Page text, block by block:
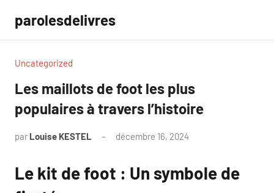
contenu
parolesdelivres
Uncategorized
Les maillots de foot les plus
populaires à travers l’histoire
par Louise KESTEL décembre 16, 2024
Le kit de foot : Un symbole de